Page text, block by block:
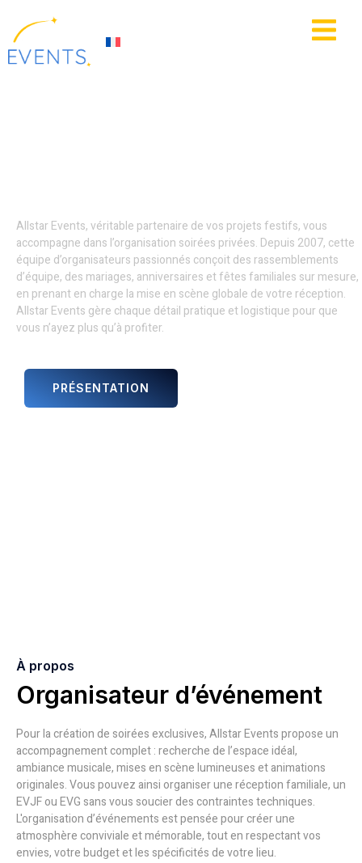
principal
Allstar Events, véritable partenaire de vos projets festifs, vous
accompagne dans l’organisation soirées privées. Depuis 2007, cette
équipe d’organisateurs passionnés conçoit des rassemblements
d’équipe, des mariages, anniversaires et fêtes familiales sur mesure,
en prenant en charge la mise en scène globale de votre réception.
Allstar Events gère chaque détail pratique et logistique pour que
vous n’ayez plus qu’à profiter.
PRÉSENTATION
À propos
Organisateur d’événement
Pour la création de soirées exclusives, Allstar Events propose un
accompagnement complet : recherche de l’espace idéal,
ambiance musicale, mises en scène lumineuses et animations
originales. Vous pouvez ainsi organiser une réception familiale, un
EVJF ou EVG sans vous soucier des contraintes techniques.
L'organisation d’événements est pensée pour créer une
atmosphère conviviale et mémorable, tout en respectant vos
envies, votre budget et les spécificités de votre lieu.